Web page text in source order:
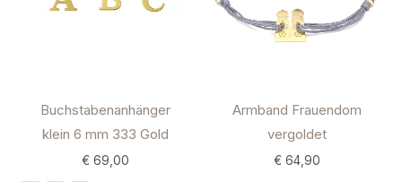
Buchstabenanhänger
klein 6 mm 333 Gold
€69,00
Armband Frauendom
vergoldet
€ 64,90